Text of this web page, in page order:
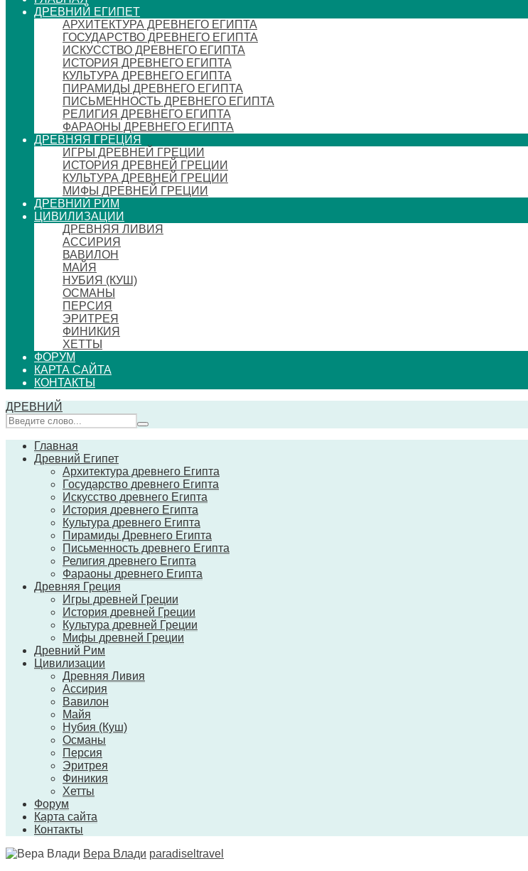
ДРЕВНИЙ ЕГИПЕТ
АРХИТЕКТУРА ДРЕВНЕГО ЕГИПТА
ГОСУДАРСТВО ДРЕВНЕГО ЕГИПТА
ИСКУССТВО ДРЕВНЕГО ЕГИПТА
ИСТОРИЯ ДРЕВНЕГО ЕГИПТА
КУЛЬТУРА ДРЕВНЕГО ЕГИПТА
ПИРАМИДЫ ДРЕВНЕГО ЕГИПТА
ПИСЬМЕННОСТЬ ДРЕВНЕГО ЕГИПТА
РЕЛИГИЯ ДРЕВНЕГО ЕГИПТА
ФАРАОНЫ ДРЕВНЕГО ЕГИПТА
ДРЕВНЯЯ ГРЕЦИЯ
ИГРЫ ДРЕВНЕЙ ГРЕЦИИ
ИСТОРИЯ ДРЕВНЕЙ ГРЕЦИИ
КУЛЬТУРА ДРЕВНЕЙ ГРЕЦИИ
МИФЫ ДРЕВНЕЙ ГРЕЦИИ
ДРЕВНИЙ РИМ
ЦИВИЛИЗАЦИИ
ДРЕВНЯЯ ЛИВИЯ
АССИРИЯ
ВАВИЛОН
МАЙЯ
НУБИЯ (КУШ)
ОСМАНЫ
ПЕРСИЯ
ЭРИТРЕЯ
ФИНИКИЯ
ХЕТТЫ
ФОРУМ
КАРТА САЙТА
КОНТАКТЫ
ДРЕВНИЙ
Главная
Древний Египет
Архитектура древнего Египта
Государство древнего Египта
Искусство древнего Египта
История древнего Египта
Культура древнего Египта
Пирамиды Древнего Египта
Письменность древнего Египта
Религия древнего Египта
Фараоны древнего Египта
Древняя Греция
Игры древней Греции
История древней Греции
Культура древней Греции
Мифы древней Греции
Древний Рим
Цивилизации
Древняя Ливия
Ассирия
Вавилон
Майя
Нубия (Куш)
Османы
Персия
Эритрея
Финикия
Хетты
Форум
Карта сайта
Контакты
Вера Влади paradiseltravel